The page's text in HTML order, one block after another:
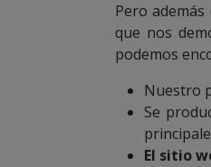
Pero
que nos
podemos
Nuestro
Se
El sitio